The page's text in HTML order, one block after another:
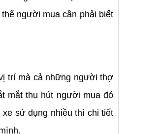
người mua cần phải biết
trí mà cả những người thợ
mắt thu hút người mua đó
sử dụng nhiều thì chi tiết